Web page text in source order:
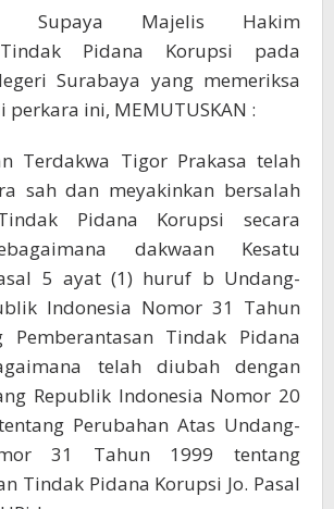
Supaya Majelis Hakim
Pidana Korupsi pada
Surabaya yang memeriksa
ini, MEMUTUSKAN :
Terdakwa Tigor Prakasa telah
sah dan meyakinkan bersalah
Pidana Korupsi secara
dakwaan Kesatu
5 ayat (1) huruf b Undang-
Indonesia Nomor 31 Tahun
Pemberantasan Tindak Pidana
telah diubah dengan
Republik Indonesia Nomor 20
Perubahan Atas Undang-
31 Tahun 1999 tentang
Tindak Pidana Korupsi Jo. Pasal